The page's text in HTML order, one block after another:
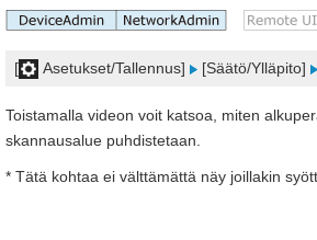
[ Asetukset/Tallennus] [Säätö/Ylläpito]
Toistamalla videon voit katsoa, miten
skannausalue puhdistetaan.
* Tätä kohtaa ei välttämättä näy joillakin